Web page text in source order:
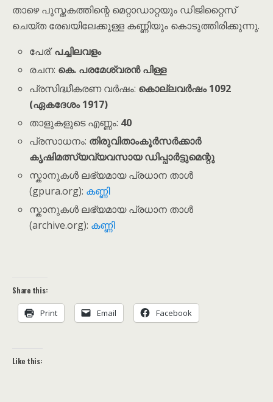
താഴെ പുസ്തകത്തിന്റെ മെറ്റാഡാറ്റയും ഡിജിറ്റൈസ്
ചെയ്ത രേഖയിലേക്കുള്ള കണ്ണിയും കൊടുത്തിരിക്കുന്നു.
പേര്:പച്ചിലവളം
രചന: കെ. പരമേശ്വരൻ പിള്ള
പ്രസിദ്ധീകരണ വർഷം: കൊല്ലവർഷം 1092
(ഏകദേശം 1917)
താളുകളുടെ എണ്ണം: 40
പ്രസാധനം: തിരുവിതാംകൂർസർക്കാർ
കൃഷിമത്സ്യവ്യവസായ ഡിപ്പാർട്ടുമെന്റു
സ്കാനുകൾ ലഭ്യമായ പ്രധാന താൾ
(gpura.org): കണ്ണി
സ്കാനുകൾ ലഭ്യമായ പ്രധാന താൾ
(archive.org): കണ്ണി
Share this:
Print Email Facebook
Like this: